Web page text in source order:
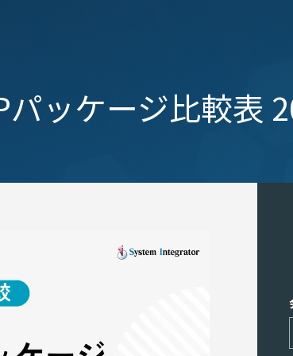
パッケージ比較表